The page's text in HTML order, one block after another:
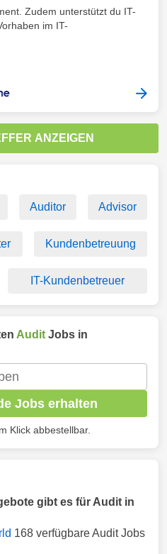
Zudem unterstützt du IT-
im IT-
ANZEIGEN
Auditor Advisor
Kundenbetreuung
IT-Kundenbetreuer
Audit Jobs in
Jobs erhalten
Klick abbestellbar.
gibt es für Audit in
168 verfügbare Audit Jobs